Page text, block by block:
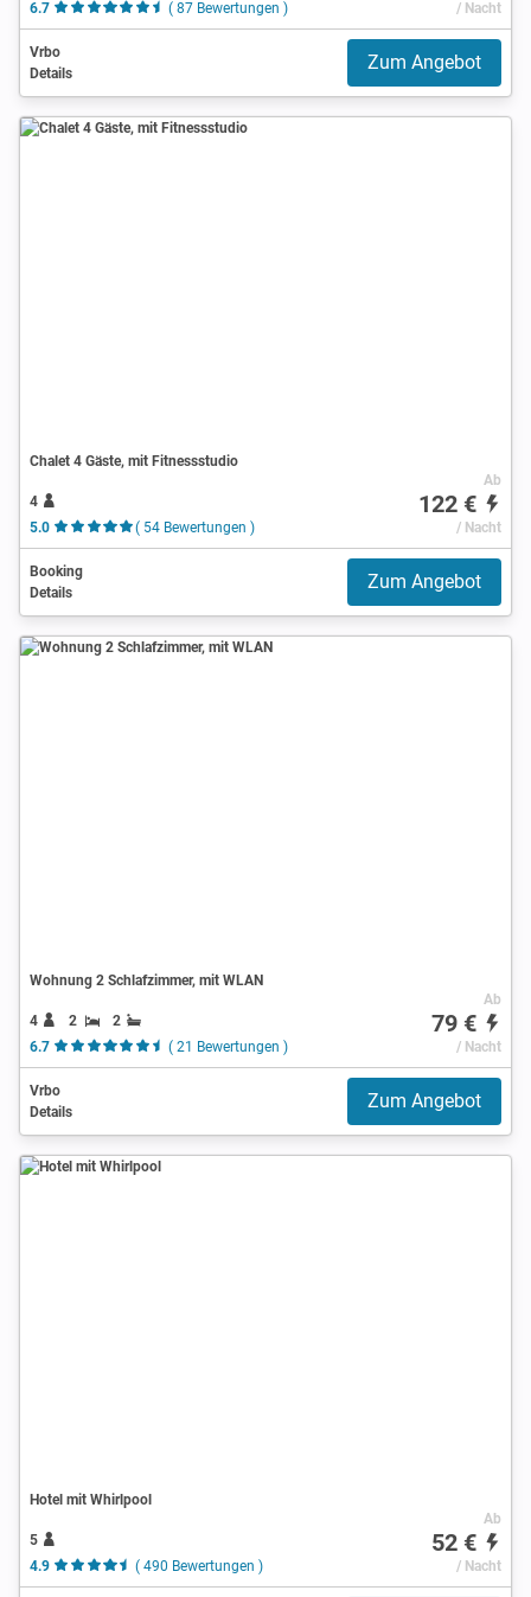
6.7 ( 87 Bewertungen ) / Nacht
Vrbo
Details
Zum Angebot
Chalet 4 Gäste, mit Fitnessstudio
4
5.0
( 54 Bewertungen )
Ab
122 €
/ Nacht
Booking
Details
Zum Angebot
Wohnung 2 Schlafzimmer, mit WLAN
4 2
2
6.7
( 21 Bewertungen )
Ab
79 €
/ Nacht
Vrbo
Details
Zum Angebot
Hotel mit Whirlpool
5
4.9
( 490 Bewertungen )
Ab
52 €
/ Nacht